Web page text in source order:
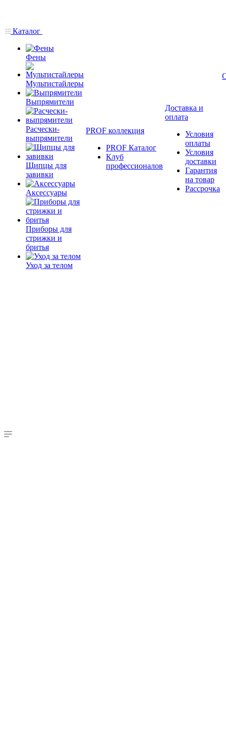
Каталог
Фены
Мультистайлеры
Выпрямители
Расчески-
выпрямители
Щипцы для
завивки
Аксессуары
Приборы для
стрижки и
бритья
Уход за телом
PROF коллекция
PROF Каталог
Клуб
профессионалов
Доставка и
оплата
Условия
оплаты
Условия
доставки
Гарантия
на товар
Рассрочка